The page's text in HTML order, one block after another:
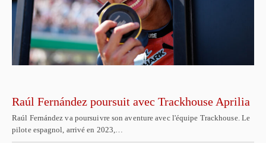
Raúl Fernández poursuit avec Trackhouse Aprilia
Raúl Fernández va poursuivre son aventure avec l'équipe Trackhouse. Le
pilote espagnol, arrivé en 2023,…